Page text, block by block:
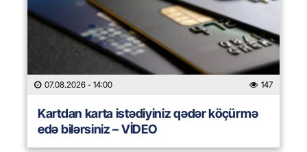
07.08.2026 - 14:00 147
Kartdan karta istədiyiniz qədər köçürmə
edə bilərsiniz – VİDEO